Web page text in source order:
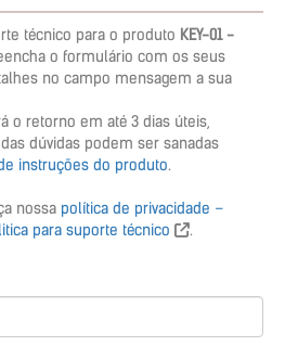
técnico para o produto KEY-01 -
o formulário com os seus
no campo mensagem a sua
o retorno em até 3 dias úteis,
dúvidas podem ser sanadas
instruções do produto.
nossa política de privacidade –
para suporte técnico .